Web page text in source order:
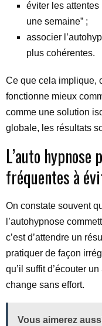
éviter les attentes
une semaine” ;
associer
plus cohérentes.
Ce que cela implique,
fonctionne mieux
comme une solution
globale, les résultats
L’auto
fréquentes à
On constate souvent
l’autohypnose
c’est d’attendre un
pratiquer de façon
qu’il suffit d’écouter
change sans effort.
Vous aimerez